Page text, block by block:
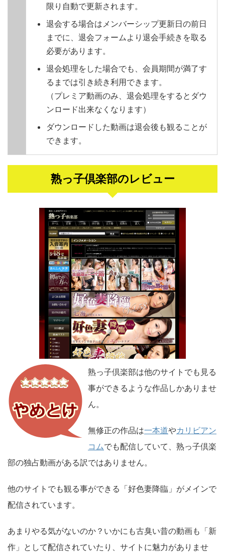
限り自動で更新されます。
退会する場合はメンバーシップ更新日の前日
までに、退会フォームより退会手続きを取る
必要があります。
退会処理をした場合でも、会員期間が満了す
るまでは引き続き利用できます。
（プレミア動画のみ、退会処理をするとダウ
ンロード出来なくなります）
ダウンロードした動画は退会後も観ることが
できます。
熟っ子倶楽部のレビュー
熟っ子倶楽部は他のサイトでも見る
事ができるような作品しかありませ
ん。
無修正の作品は一本道やカリビアン
コムでも配信していて、熟っ子倶楽
部の独占動画がある訳ではありません。
他のサイトでも観る事ができる「好色妻降臨」がメインで
配信されています。
あまりやる気がないのか？いかにも古臭い昔の動画も「新
作」として配信されていたり、サイトに魅力がありませ